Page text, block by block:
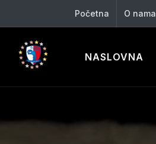
Početna O nama
NASLOVNA